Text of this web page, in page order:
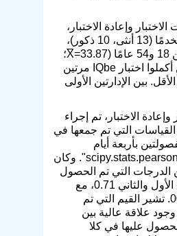
وإعادة الاختبار،
بيانات من 23 مستخدمًا (13 أنثى، 10 ذكور)،
تتراوح أعمارهم بين 18 و54 عامًا (X̅=33.87؛
SD=12.38)، الذين أكملوا اختبار IQbe مرتين
الأقل. بين الإدارتين الأولى
الاختبار، تم إجراء
التي تم جمعها في
بأربعة أيام
باستخدام مكتبة "scipy.stats.pearsonr". وكان
التي تم الحصول
عليها في القياسين الأول والثاني 0.71، مع
دلالة <.001. تشير القيم التي تم
علاقة عالية بين
عليها في كلا